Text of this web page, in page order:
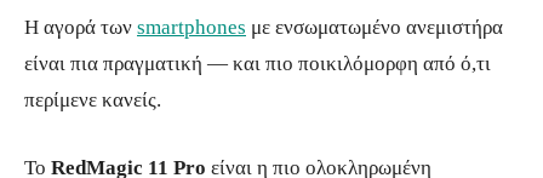
Η αγορά των smartphones με ενσωματωμένο ανεμιστήρα
είναι πια πραγματική — και πιο ποικιλόμορφη από ό,τι
περίμενε κανείς.
Το RedMagic 11 Pro είναι η πιο ολοκληρωμένη